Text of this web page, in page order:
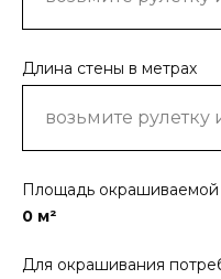
Длина стены в метрах
Площадь окрашиваемой
0 м²
Для окрашивания